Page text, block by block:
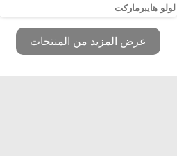
لولو هايبرماركت
عرض المزيد من المنتجات